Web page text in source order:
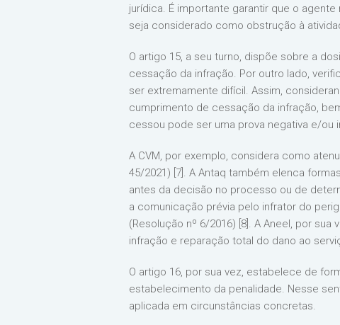
jurídica. É importante garantir que o
seja considerado como obstrução à
O artigo 15, a seu turno, dispõe sobre a
cessação da infração. Por outro lado,
ser extremamente difícil. Assim,
cumprimento de cessação da infração,
cessou pode ser uma prova negativa e/ou
A CVM, por exemplo, considera como
45/2021) [7]. A Antaq também elenca
antes da decisão no processo ou de
a comunicação prévia pelo infrator do
(Resolução nº 6/2016) [8]. A Aneel, por
infração e reparação total do dano ao
O artigo 16, por sua vez, estabelece de
estabelecimento da penalidade. Nesse
aplicada em circunstâncias concretas.